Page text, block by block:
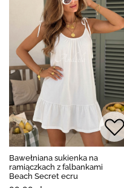
Bawełniana sukienka na
ramiączkach z falbankami
Beach Secret ecru